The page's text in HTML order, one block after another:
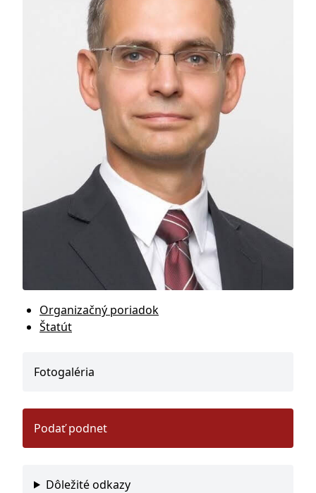
Organizačný poriadok
Štatút
Fotogaléria
Podať podnet
Dôležité odkazy